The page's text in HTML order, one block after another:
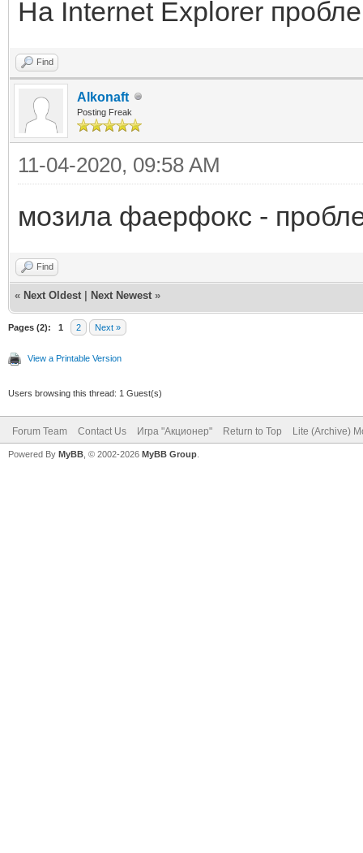
На Internet Explorer
Find
Alkonaft
Posting Freak
11-04-2020, 09:58 AM
мозила фаерфокс -
Find
« Next Oldest Next Newest »
Pages (2): 1 2 Next »
View a Printable Version
Users browsing this thread: 1 Guest(s)
Forum Team Contact Us Игра "Акционер" Return to Top Lite (Archive)
Powered By MyBB , © 2002-2026 MyBB Group